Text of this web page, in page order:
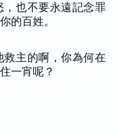
也不要永遠記念罪
的百姓。
救主的啊，你為何在
一宵呢？